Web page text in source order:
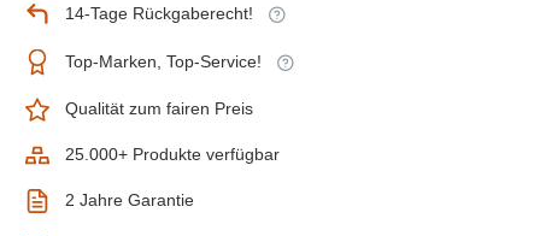
14-Tage Rückgaberecht!
Top-Marken, Top-Service!
Qualität zum fairen Preis
25.000+ Produkte verfügbar
2 Jahre Garantie